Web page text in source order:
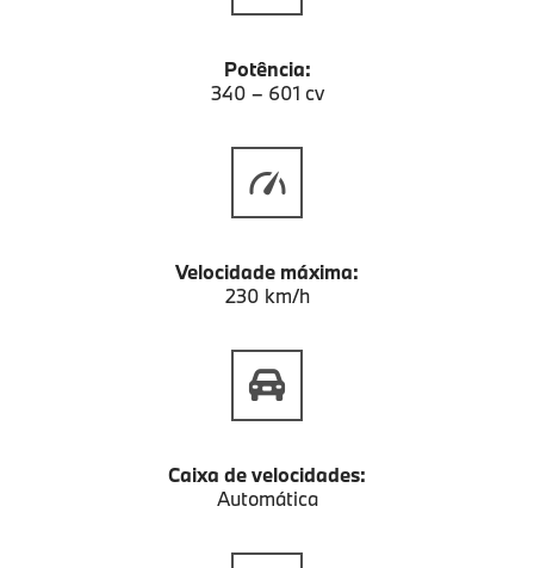
Potência:
340 – 601 cv
Velocidade máxima:
230 km/h
Caixa de velocidades:
Automática